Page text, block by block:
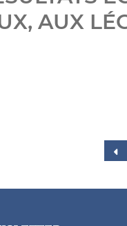
AUX